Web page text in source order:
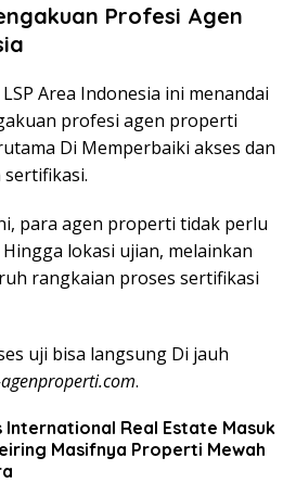
Profesi Agen
Area Indonesia ini menandai
profesi agen properti
Di Memperbaiki akses dan
sertifikasi.
para agen properti tidak perlu
lokasi ujian, melainkan
rangkaian proses sertifikasi
uji bisa langsung Di jauh
.
International Real Estate Masuk
Masifnya Properti Mewah